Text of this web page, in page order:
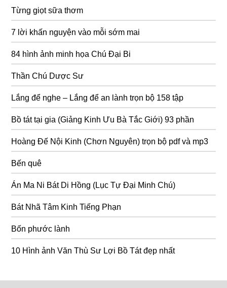
Từng giọt sữa thơm
7 lời khấn nguyện vào mỗi sớm mai
84 hình ảnh minh họa Chú Đại Bi
Thần Chú Dược Sư
Lắng để nghe – Lắng để an lành trọn bộ 158 tập
Bồ tát tại gia (Giảng Kinh Ưu Bà Tắc Giới) 93 phần
Hoàng Đế Nội Kinh (Chơn Nguyên) trọn bộ pdf và mp3
Bến quê
Án Ma Ni Bát Di Hồng (Lục Tự Đại Minh Chú)
Bát Nhã Tâm Kinh Tiếng Phạn
Bốn phước lành
10 Hình ảnh Văn Thù Sư Lợi Bồ Tát đẹp nhất